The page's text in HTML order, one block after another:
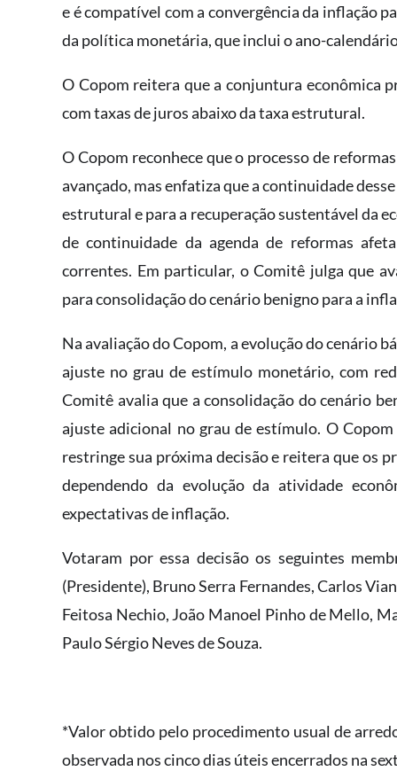
e é compatível com a convergência da inflação
da política monetária, que inclui o ano-
O Copom reitera que a conjuntura econômica
com taxas de juros abaixo da taxa estrutural.
O Copom reconhece que o processo de
avançado, mas enfatiza que a continuidade
estrutural e para a recuperação sustentável da
de continuidade da agenda de reformas
correntes. Em particular, o Comitê julga que
para consolidação do cenário benigno para a
Na avaliação do Copom, a evolução do cenário
ajuste no grau de estímulo monetário, com
Comitê avalia que a consolidação do cenário
ajuste adicional no grau de estímulo. O
restringe sua próxima decisão e reitera que os
dependendo da evolução da atividade
expectativas de inflação.
Votaram por essa decisão os seguintes
(Presidente), Bruno Serra Fernandes, Carlos
Feitosa Nechio, João Manoel Pinho de Mello,
Paulo Sérgio Neves de Souza.
*Valor obtido pelo procedimento usual de
observada nos cinco dias úteis encerrados na